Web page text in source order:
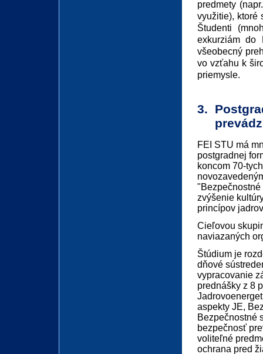
predmety
využitie), ktoré
Študenti
exkurziám do
všeobecný
vo vzťahu k
priemysle.
3.
FEI STU má
postgradnej
koncom 70-
zvýšenie
princípov
Cieľovou
naviazaných
Štúdium je
dňové
vypracovanie
prednášky z 8
aspekty JE,
Bezpečnostné
bezpečnosť
voliteľné
ochrana pred